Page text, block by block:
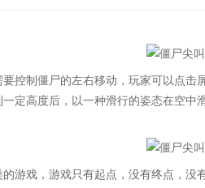
制僵尸的左右移动，玩家可以点击
定高度后，以一种滑行的姿态在空中
戏，游戏只有起点，没有终点，没